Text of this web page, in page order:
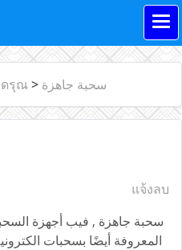
ดรุณ > سحبة جاهزة
แจ้งลบ
سحبة جاهزة , فيب أجهزة
المعروفة أيضًا بسحبات